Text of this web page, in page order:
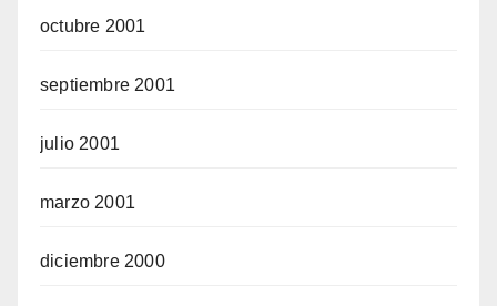
octubre 2001
septiembre 2001
julio 2001
marzo 2001
diciembre 2000